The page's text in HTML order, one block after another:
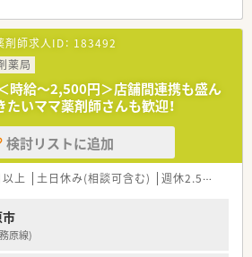
剤師求人ID： 183492
薬局
時給～2,500円＞店舗間連携も盛ん
いママ薬剤師さんも歓迎！
検討リストに追加
上 土日休み(相談可含む) 週休2.5日以上
原線)